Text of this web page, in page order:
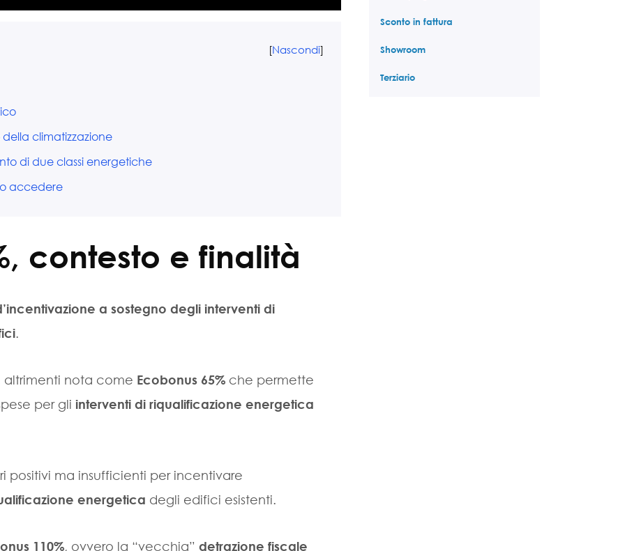
[Nascondi]
climatizzazione
di due classi energetiche
accedere
contesto e finalità
a sostegno degli interventi di
.
altrimenti nota come Ecobonus 65% che permette
per gli interventi di riqualificazione energetica
ma insufficienti per incentivare
energetica degli edifici esistenti.
110%, ovvero la “vecchia” detrazione fiscale
Sconto in fattura
Showroom
Terziario